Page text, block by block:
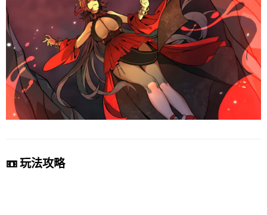
📼 玩法攻略